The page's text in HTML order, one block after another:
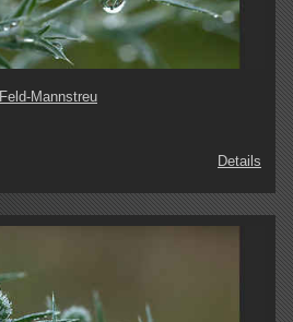
Feld-Mannstreu
Details